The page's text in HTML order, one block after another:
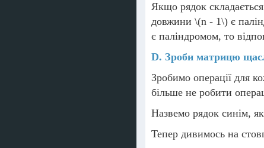
Якщо рядок
довжини \(n - 1\) є
є паліндромом, то
D. Зроби матрицю
Зробимо операції для
більше не робити
Назвемо рядок синім,
Тепер дивимось на